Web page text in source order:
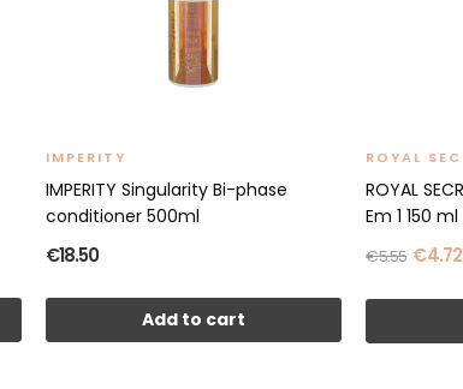
IMPERITY
IMPERITY Singularity Bi-phase
conditioner 500ml
€18.50
Add to cart
ROYAL
ROYAL
Em 1 150 ml
€5.55 €4.72